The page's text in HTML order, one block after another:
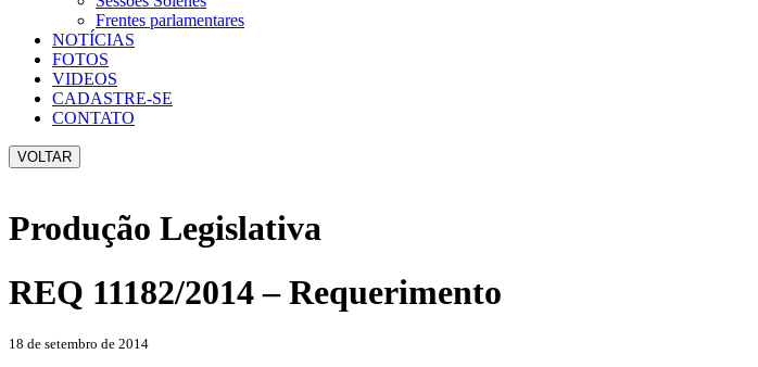
Frentes parlamentares
NOTÍCIAS
FOTOS
VIDEOS
CADASTRE-SE
CONTATO
VOLTAR
Produção Legislativa
REQ 11182/2014 – Requerimento
18 de setembro de 2014